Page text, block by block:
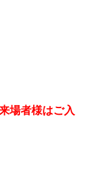
場者様はご入